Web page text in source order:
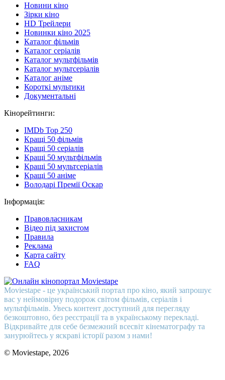
Новини кіно
Зірки кіно
HD Трейлери
Новинки кіно 2025
Каталог фільмів
Каталог серіалів
Каталог мультфільмів
Каталог мультсеріалів
Каталог аніме
Короткі мультики
Документальні
Кінорейтинги:
IMDb Top 250
Кращі 50 фільмів
Кращі 50 серіалів
Кращі 50 мультфільмів
Кращі 50 мультсеріалів
Кращі 50 аніме
Володарі Премії Оскар
Інформація:
Правовласникам
Відео під захистом
Правила
Реклама
Карта сайту
FAQ
Moviestape - це український портал про кіно, який запрошує
вас у неймовірну подорож світом фільмів, серіалів і
мультфільмів. Увесь контент доступний для перегляду
безкоштовно, без реєстрації та в українському перекладі.
Відкривайте для себе безмежний всесвіт кінематографу та
занурюйтесь у яскраві історії разом з нами!
© Moviestape, 2026